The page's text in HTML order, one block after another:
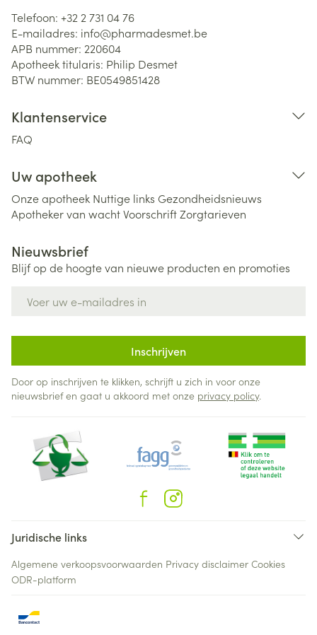
Telefoon: +32 2 731 04 76
E-mailadres: info@pharmadesmet.be
APB nummer: 220604
Apotheek titularis: Philip Desmet
BTW nummer: BE0549851428
Klantenservice
FAQ
Uw apotheek
Onze apotheek Nuttige links Gezondheidsnieuws
Apotheker van wachtVoorschriftZorgtarieven
Nieuwsbrief
Blijf op de hoogte van nieuwe producten en promoties
Inschrijven
Door op inschrijven te klikken, schrijft u zich in voor onze
nieuwsbrief en gaat u akkoord met onze privacy policy.
Juridische links
Algemene verkoopsvoorwaarden Privacy disclaimer Cookies
ODR-platform